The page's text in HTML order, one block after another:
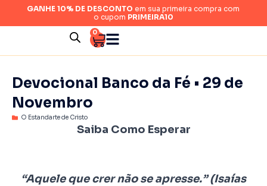
GANHE 10% DE DESCONTO em sua primeira compra com
o cupom PRIMEIRA10
0
Devocional Banco da Fé • 29 de
Novembro
O Estandarte de Cristo
Saiba Como Esperar
“Aquele que crer não se apresse.” (Isaías